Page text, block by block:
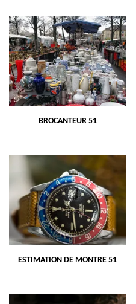
BROCANTEUR 51
ESTIMATION DE MONTRE 51